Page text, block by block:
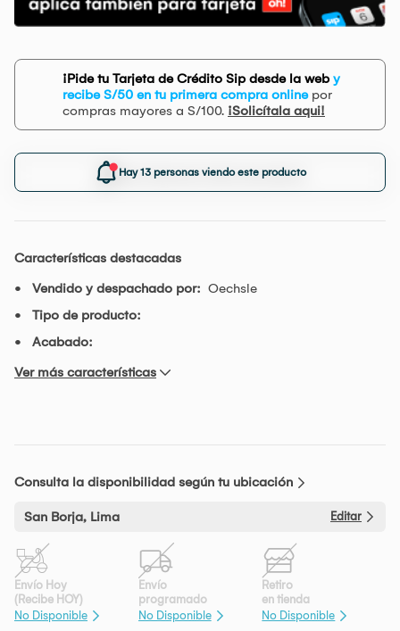
¡Pide tu Tarjeta de Crédito Sip desde la web y
recibe S/50 en tu primera compra onlinepor
compras mayores a S/100. ¡Solicítala aqui!
Hay 13 personas viendo este producto
Características destacadas
Vendido y despachado por: Oechsle
Tipo de producto:
Acabado:
Ver más características
Consulta la disponibilidad según tu ubicación
San Borja, Lima Editar
Envío Hoy
(Recibe HOY)
No Disponible
Envío
programado
No Disponible
Retiro
en tienda
No Disponible